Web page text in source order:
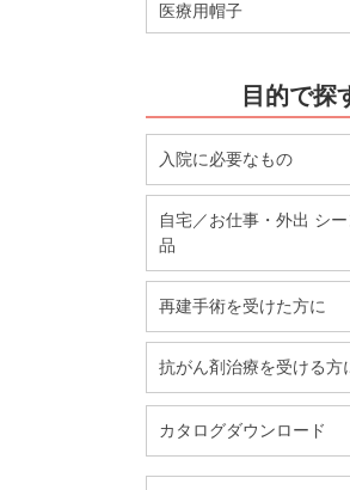
医療用帽子
目的で探
入院に必要なもの
自宅／お仕事・外出 シ
品
再建手術を受けた方に
抗がん剤治療を受ける方
カタログダウンロード